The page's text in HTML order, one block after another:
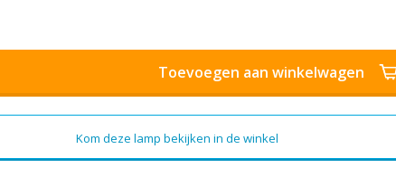
Toevoegen aan winkelwagen
Kom deze lamp bekijken in de winkel